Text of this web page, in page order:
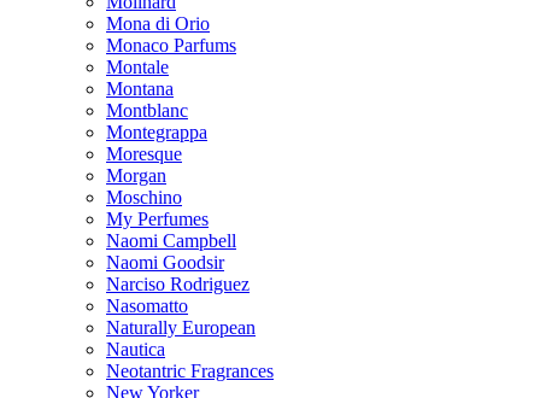
Mona di Orio
Monaco Parfums
Montale
Montana
Montblanc
Montegrappa
Moresque
Morgan
Moschino
My Perfumes
Naomi Campbell
Naomi Goodsir
Narciso Rodriguez
Nasomatto
Naturally European
Nautica
Neotantric Fragrances
New Yorker